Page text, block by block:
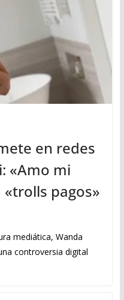
en redes
«Amo mi
«trolls pagos»
mediática, Wanda
controversia digital